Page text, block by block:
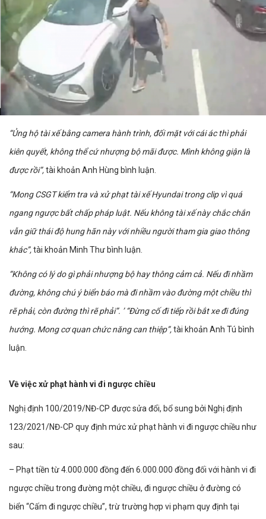
“Ủng hộ tài xế bằng camera hành trình, đối mặt với cái ác thì phải
kiên quyết, không thể cứ nhượng bộ mãi được. Mình không giận là
được rồi”,tài khoản Anh Hùng bình luận.
“Mong CSGT kiểm tra và xử phạt tài xế Hyundai trong clip vì quá
ngang ngược bất chấp pháp luật. Nếu không tài xế này chắc chắn
vẫn giữ thái độ hung hãn này với nhiều người tham gia giao thông
khác”,tài khoản Minh Thư bình luận.
“Không có lý do gì phải nhượng bộ hay thông cảm cả. Nếu đi nhầm
đường, không chú ý biển báo mà đi nhầm vào đường một chiều thì
rẽ phải, còn đường thì rẽ phải”. ’ “Đừng cố đi tiếp rồi bắt xe đi đúng
hướng. Mong cơ quan chức năng can thiệp”,tài khoản Anh Tú bình
luận.
Về việc xử phạt hành vi đi ngược chiều
Nghị định 100/2019/NĐ-CP được sửa đổi, bổ sung bởi Nghị định
123/2021/NĐ-CP quy định mức xử phạt hành vi đi ngược chiều như
sau:
– Phạt tiền từ 4.000.000 đồng đến 6.000.000 đồng đối với hành vi đi
ngược chiều trong đường một chiều, đi ngược chiều ở đường có
biển “Cấm đi ngược chiều”, trừ trường hợp vi phạm quy định tại